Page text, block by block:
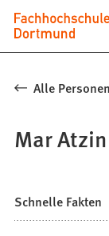
Inhalt anspringen
Dortmund
-
Alle Personen
Mar
Schnelle Fakten